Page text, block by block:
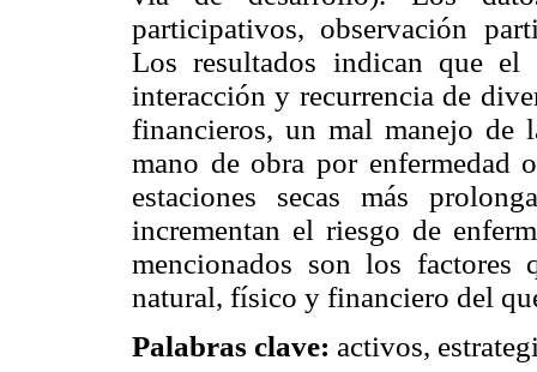
participativos, observación
Los resultados indican que
interacción y recurrencia de
financieros, un mal manejo de
mano de obra por enfermedad
estaciones secas más
incrementan el riesgo de
mencionados son los factores
natural, físico y financiero del
Palabras clave: activos,